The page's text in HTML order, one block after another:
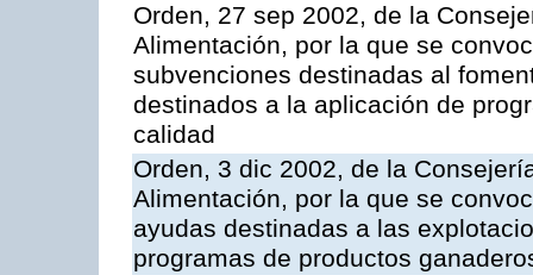
Orden, 27 sep 2002, de la
Alimentación, por la que se
subvenciones destinadas al
destinados a la aplicación de
calidad
Orden, 3 dic 2002, de la
Alimentación, por la que se
ayudas destinadas a las
programas de productos